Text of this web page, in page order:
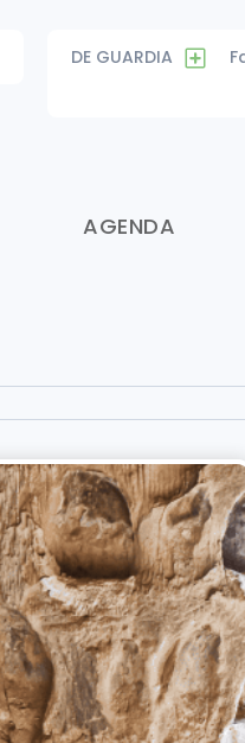
DE GUARDIA
AGENDA